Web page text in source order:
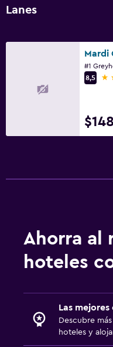
Lanes
8,5
4
$148
Ahorra al
hoteles
Las
Descubre
hoteles y